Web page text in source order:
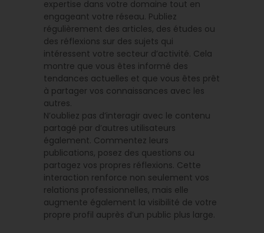
expertise dans votre domaine tout en
engageant votre réseau. Publiez
régulièrement des articles, des études ou
des réflexions sur des sujets qui
intéressent votre secteur d’activité. Cela
montre que vous êtes informé des
tendances actuelles et que vous êtes prêt
à partager vos connaissances avec les
autres.
N’oubliez pas d’interagir avec le contenu
partagé par d’autres utilisateurs
également. Commentez leurs
publications, posez des questions ou
partagez vos propres réflexions. Cette
interaction renforce non seulement vos
relations professionnelles, mais elle
augmente également la visibilité de votre
propre profil auprès d’un public plus large.